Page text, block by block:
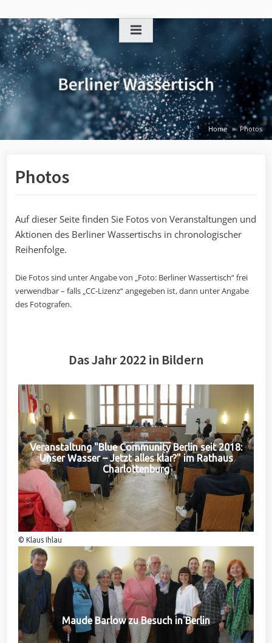
to
content
Home Photos
Photos
Auf dieser Seite finden Sie Fotos von Veranstaltungen und
Aktionen des Berliner Wassertischs in chronologischer
Reihenfolge.
Die Fotos sind unter Angabe von „Foto: Berliner Wassertisch“ frei
verwendbar – falls „CC-Lizenz“ angegeben ist, dann unter Angabe
des Fotografen.
Das Jahr 2022 in Bildern
Veranstaltung "Blue Community Berlin seit 2018:
Unser Wasser – Jetzt alles klar?" im Rathaus
Charlottenburg
© Klaus Ihlau
Maude Barlow zu Besuch in Berlin